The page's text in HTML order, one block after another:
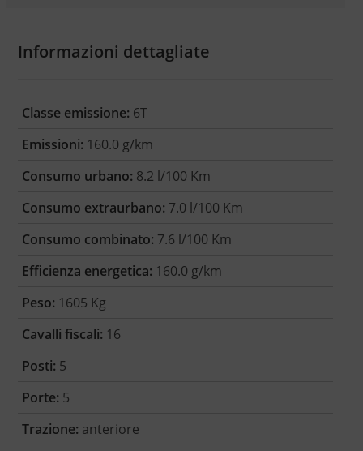
Informazioni dettagliate
Classe emissione: 6T
Emissioni: 160.0 g/km
Consumo urbano: 8.2 l/100 Km
Consumo extraurbano: 7.0 l/100 Km
Consumo combinato: 7.6 l/100 Km
Efficienza energetica: 160.0 g/km
Peso: 1605 Kg
Cavalli fiscali: 16
Posti: 5
Porte: 5
Trazione: anteriore